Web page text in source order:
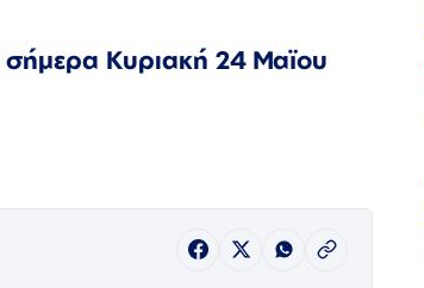
σήμερα Κυριακή 24 Μαϊου